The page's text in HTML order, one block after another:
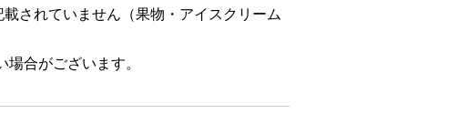
されていません（果物・アイスクリーム
合がございます。